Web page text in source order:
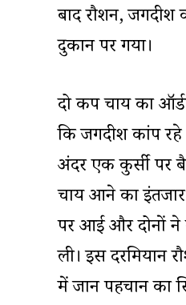
बाद रौशन,
दुकान पर गया।
दो कप चाय का
कि जगदीश कांप
अंदर एक कुर्सी पर
चाय आने का
पर आई और दोनों ने
ली। इस दरमियान
में जान पहचान का